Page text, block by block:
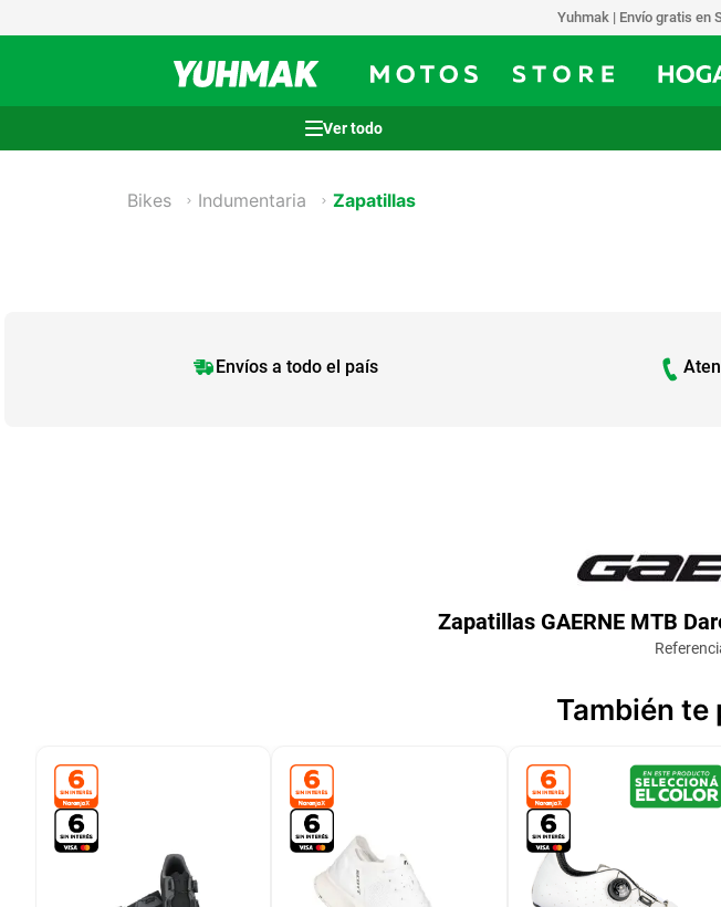
Yuhmak | Envío gratis en
Bikes Indumentaria Zapatillas
Envíos a todo el país
Zapatillas GAERNE MTB
También te